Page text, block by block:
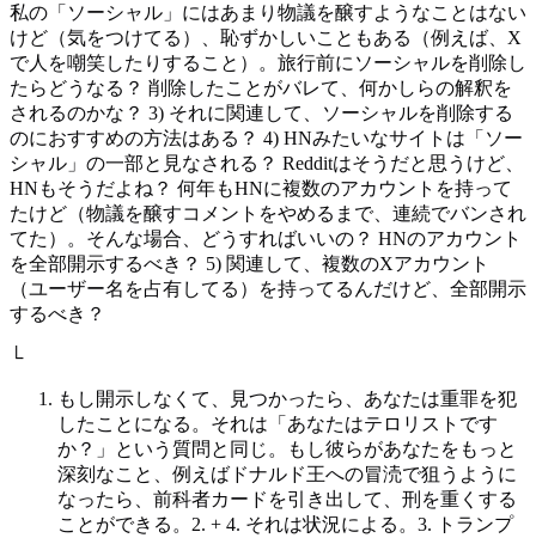
私の「ソーシャル」にはあまり物議を醸すようなことはない
けど（気をつけてる）、恥ずかしいこともある（例えば、X
で人を嘲笑したりすること）。旅行前にソーシャルを削除し
たらどうなる？ 削除したことがバレて、何かしらの解釈を
されるのかな？ 3) それに関連して、ソーシャルを削除する
のにおすすめの方法はある？ 4) HNみたいなサイトは「ソー
シャル」の一部と見なされる？ Redditはそうだと思うけど、
HNもそうだよね？ 何年もHNに複数のアカウントを持って
たけど（物議を醸すコメントをやめるまで、連続でバンされ
てた）。そんな場合、どうすればいいの？ HNのアカウント
を全部開示するべき？ 5) 関連して、複数のXアカウント
（ユーザー名を占有してる）を持ってるんだけど、全部開示
するべき？
└
もし開示しなくて、見つかったら、あなたは重罪を犯
したことになる。それは「あなたはテロリストです
か？」という質問と同じ。もし彼らがあなたをもっと
深刻なこと、例えばドナルド王への冒涜で狙うように
なったら、前科者カードを引き出して、刑を重くする
ことができる。2. + 4. それは状況による。3. トランプ